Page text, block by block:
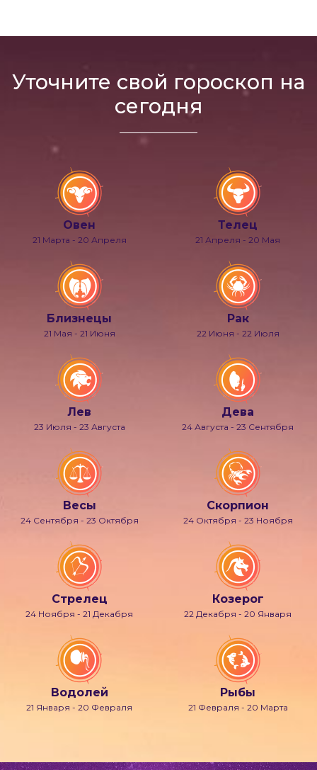
Уточните свой гороскоп на
сегодня
Овен
21 Марта - 20 Апреля
Телец
21 Апреля - 20 Мая
Близнецы
21 Мая - 21 Июня
Рак
22 Июня - 22 Июля
Лев
23 Июля - 23 Августа
Дева
24 Августа - 23 Сентября
Весы
24 Сентября - 23 Октября
Скорпион
24 Октября - 23 Ноября
Стрелец
24 Ноября - 21 Декабря
Козерог
22 Декабря - 20 Января
Водолей
21 Января - 20 Февраля
Рыбы
21 Февраля - 20 Марта